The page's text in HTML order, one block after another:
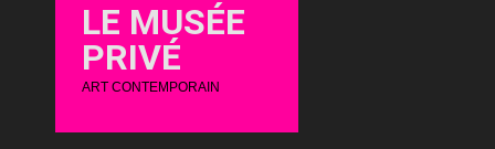
LE MUSÉE
PRIVÉ
ART CONTEMPORAIN